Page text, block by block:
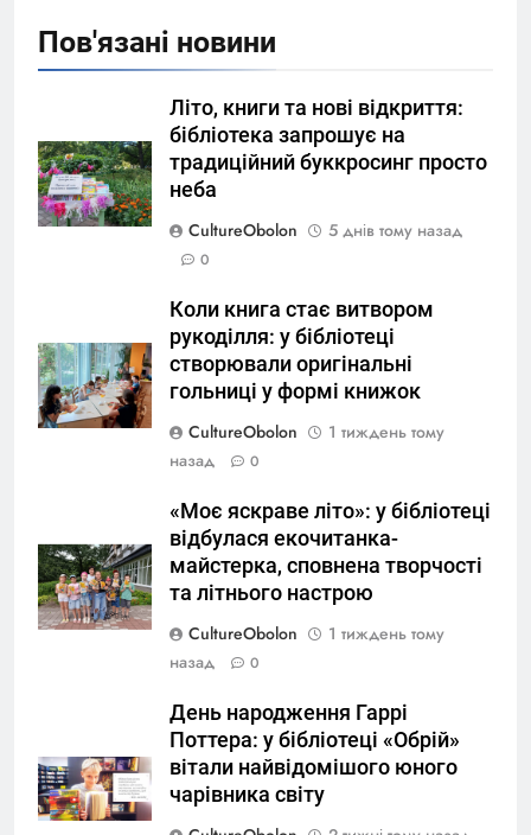
Пов'язані новини
Літо, книги та нові відкриття:
бібліотека запрошує на
традиційний буккросинг просто
неба
CultureObolon
5 днів тому назад
0
Коли книга стає витвором
рукоділля: у бібліотеці
створювали оригінальні
гольниці у формі книжок
CultureObolon
1 тиждень тому
назад
0
«Моє яскраве літо»: у бібліотеці
відбулася екочитанка-
майстерка, сповнена творчості
та літнього настрою
CultureObolon
1 тиждень тому
назад
0
День народження Гаррі
Поттера: у бібліотеці «Обрій»
вітали найвідомішого юного
чарівника світу